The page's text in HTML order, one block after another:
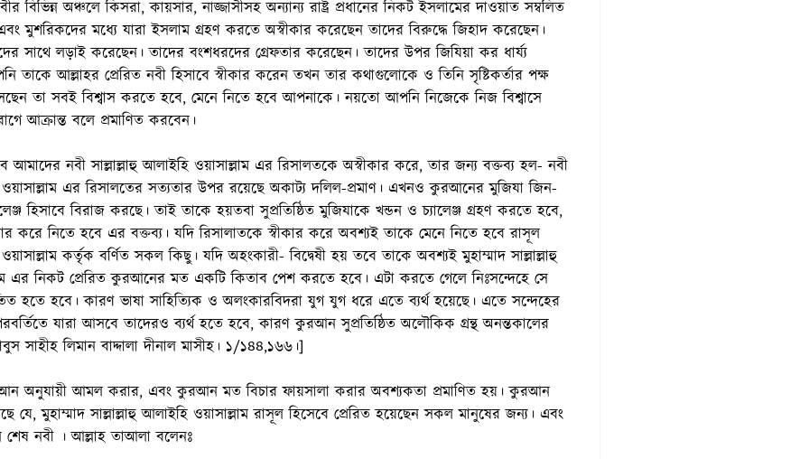
বিভিন্ন অঞ্চলে কিসরা, কায়সার, নাজ্জাসীসহ অন্যান্য রাষ্ট্র প্রধানের নিকট ইসলামের দাওয়াত সম্বলিত
এবং মুশরিকদের মধ্যে যারা ইসলাম গ্রহণ করতে অস্বীকার করেছেন তাদের বিরুদ্ধে জিহাদ করেছেন।
সাথে লড়াই করেছেন। তাদের বংশধরদের গ্রেফতার করেছেন। তাদের উপর জিযিয়া কর ধার্য্য
তাকে আল্লাহর প্রেরিত নবী হিসাবে স্বীকার করেন তখন তার কথাগুলোকে ও তিনি সৃষ্টিকর্তার পক্ষ
তা সবই বিশ্বাস করতে হবে, মেনে নিতে হবে আপনাকে। নয়তো আপনি নিজেকে নিজ বিশ্বাসে
আক্রান্ত বলে প্রমাণিত করবেন।
আমাদের নবী সাল্লাল্লাহু আলাইহি ওয়াসাল্লাম এর রিসালতকে অস্বীকার করে, তার জন্য বক্তব্য হল- নবী
ওয়াসাল্লাম এর রিসালতের সত্যতার উপর রয়েছে অকাট্য দলিল-প্রমাণ। এখনও কুরআনের মুজিযা জিন-
হিসাবে বিরাজ করছে। তাই তাকে হয়তবা সুপ্রতিষ্ঠিত মুজিযাকে খন্ডন ও চ্যালেঞ্জ গ্রহণ করতে হবে,
করে নিতে হবে এর বক্তব্য। যদি রিসালাতকে স্বীকার করে অবশ্যই তাকে মেনে নিতে হবে রাসূল
ওয়াসাল্লাম কর্তৃক বর্ণিত সকল কিছু। যদি অহংকারী- বিদ্বেষী হয় তবে তাকে অবশ্যই মুহাম্মাদ সাল্লাল্লাহু
এর নিকট প্রেরিত কুরআনের মত একটি কিতাব পেশ করতে হবে। এটা করতে গেলে নিঃসন্দেহে সে
হতে হবে। কারণ ভাষা সাহিত্যিক ও অলংকারবিদরা যুগ যুগ ধরে এতে ব্যর্থ হয়েছে। এতে সন্দেহের
যারা আসবে তাদেরও ব্যর্থ হতে হবে, কারণ কুরআন সুপ্রতিষ্ঠিত অলৌকিক গ্রন্থ অনন্তকালের
সাহীহ লিমান বাদ্দালা দীনাল মাসীহ। ১/১৪৪,১৬৬।]
অনুযায়ী আমল করার, এবং কুরআন মত বিচার ফায়সালা করার অবশ্যকতা প্রমাণিত হয়। কুরআন
যে, মুহাম্মাদ সাল্লাল্লাহু আলাইহি ওয়াসাল্লাম রাসূল হিসেবে প্রেরিত হয়েছেন সকল মানুষের জন্য। এবং
শেষ নবী । আল্লাহ তাআলা বলেনঃ